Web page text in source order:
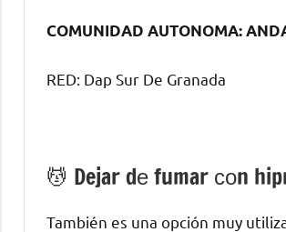
COMUNIDAD AUTONOMA:
RED: Dap Sur De Granada
💆 ‍Dejar dе fumar сοn
También es una opción muy